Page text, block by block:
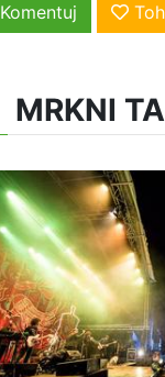
Komentuj
MRKNI